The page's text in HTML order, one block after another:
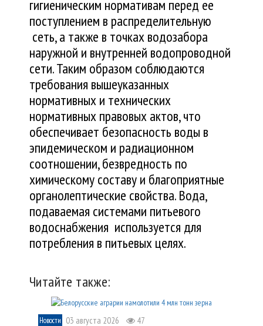
гигиеническим нормативам перед ее
поступлением в распределительную
сеть, а также в точках водозабора
наружной и внутренней водопроводной
сети. Таким образом соблюдаются
требования вышеуказанных
нормативных и технических
нормативных правовых актов, что
обеспечивает безопасность воды в
эпидемическом и радиационном
соотношении, безвредность по
химическому составу и благоприятные
органолептические свойства. Вода,
подаваемая системами питьевого
водоснабжения используется для
потребления в питьевых целях.
Читайте также:
Новости 03 августа 2026 47